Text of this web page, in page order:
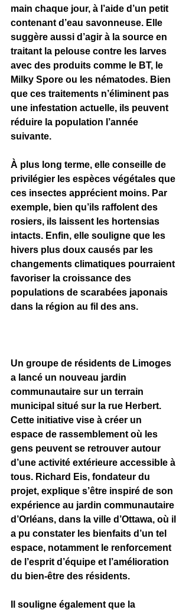
main chaque jour, à l’aide d’un petit
contenant d’eau savonneuse. Elle
suggère aussi d’agir à la source en
traitant la pelouse contre les larves
avec des produits comme le BT, le
Milky Spore ou les nématodes. Bien
que ces traitements n’éliminent pas
une infestation actuelle, ils peuvent
réduire la population l’année
suivante.
À plus long terme, elle conseille de
privilégier les espèces végétales que
ces insectes apprécient moins. Par
exemple, bien qu’ils raffolent des
rosiers, ils laissent les hortensias
intacts. Enfin, elle souligne que les
hivers plus doux causés par les
changements climatiques pourraient
favoriser la croissance des
populations de scarabées japonais
dans la région au fil des ans.
Un groupe de résidents de Limoges
a lancé un nouveau jardin
communautaire sur un terrain
municipal situé sur la rue Herbert.
Cette initiative vise à créer un
espace de rassemblement où les
gens peuvent se retrouver autour
d’une activité extérieure accessible à
tous. Richard Eis, fondateur du
projet, explique s’être inspiré de son
expérience au jardin communautaire
d’Orléans, dans la ville d’Ottawa, où il
a pu constater les bienfaits d’un tel
espace, notamment le renforcement
de l’esprit d’équipe et l’amélioration
du bien-être des résidents.
Il souligne également que la